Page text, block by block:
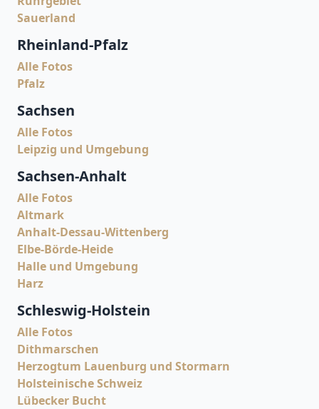
Sauerland
Rheinland-Pfalz
Alle Fotos
Pfalz
Sachsen
Alle Fotos
Leipzig und Umgebung
Sachsen-Anhalt
Alle Fotos
Altmark
Anhalt-Dessau-Wittenberg
Elbe-Börde-Heide
Halle und Umgebung
Harz
Schleswig-Holstein
Alle Fotos
Dithmarschen
Herzogtum Lauenburg und Stormarn
Holsteinische Schweiz
Lübecker Bucht